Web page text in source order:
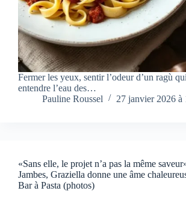
Fermer les yeux, sentir l’odeur d’un ragù
entendre l’eau des…
Pauline Roussel
27 janvier 2026 à
«Sans elle, le projet n’a pas la même
Jambes, Graziella donne une âme
Bar à Pasta (photos)